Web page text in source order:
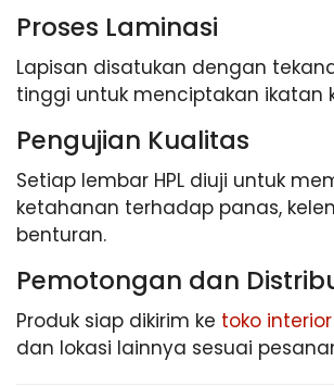
Proses Laminasi
Lapisan disatukan dengan
tinggi untuk menciptakan ikatan
Pengujian Kualitas
Setiap lembar HPL diuji untuk
ketahanan terhadap panas,
benturan.
Pemotongan dan
Produk siap dikirim ke toko
dan lokasi lainnya sesuai